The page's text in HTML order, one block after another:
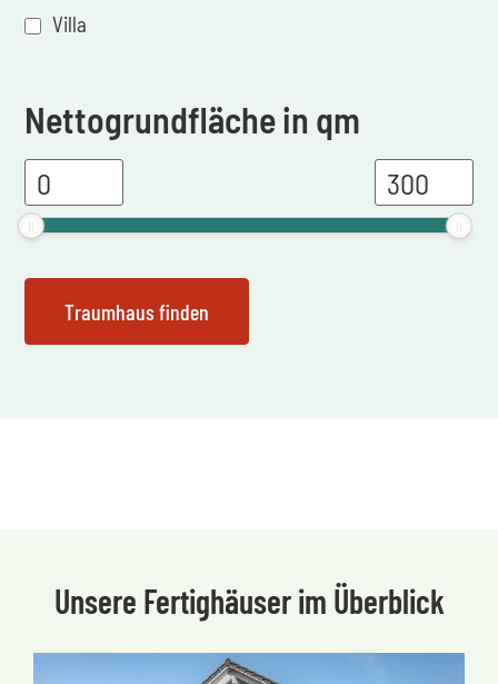
Villa
Nettogrundfläche in qm
Unsere Fertighäuser im Überblick